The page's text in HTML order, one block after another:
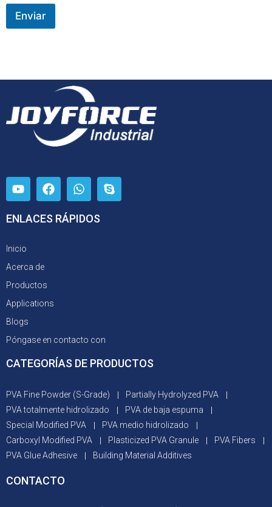
Enviar
ENLACES RÁPIDOS
Inicio
Acerca de
Productos
Applications
Blogs
Póngase en contacto con
CATEGORÍAS DE PRODUCTOS
PVA Fine Powder (S-Grade)
Partially Hydrolyzed PVA
PVA totalmente hidrolizado
PVA de baja espuma
Special Modified PVA
PVA medio hidrolizado
Carboxyl Modified PVA
Plasticized PVA Granule
PVA Fibers
PVA Glue Adhesive
Building Material Additives
CONTACTO